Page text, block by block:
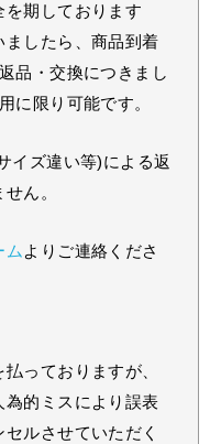
期しております
したら、商品到着
品・交換につきまし
に限り可能です。
イズ違い等)による返
ん。
ム よりご連絡くださ
っておりますが、
的ミスにより誤表
ルさせていただく